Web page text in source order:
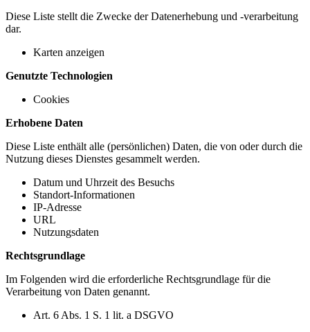
Diese Liste stellt die Zwecke der Datenerhebung und -verarbeitung
dar.
Karten anzeigen
Genutzte Technologien
Cookies
Erhobene Daten
Diese Liste enthält alle (persönlichen) Daten, die von oder durch die
Nutzung dieses Dienstes gesammelt werden.
Datum und Uhrzeit des Besuchs
Standort-Informationen
IP-Adresse
URL
Nutzungsdaten
Rechtsgrundlage
Im Folgenden wird die erforderliche Rechtsgrundlage für die
Verarbeitung von Daten genannt.
Art. 6 Abs. 1 S. 1 lit. a DSGVO